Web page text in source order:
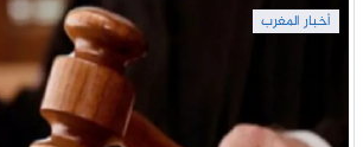
أخبار المغرب